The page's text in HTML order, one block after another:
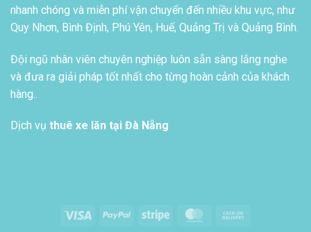
nhanh chóng và miễn phí vận chuyển đến nhiều khu vực, như
Quy Nhơn, Bình Định, Phú Yên, Huế, Quảng Trị và Quảng Bình.
Đội ngũ nhân viên chuyên nghiệp luôn sẵn sàng lắng nghe
và đưa ra giải pháp tốt nhất cho từng hoàn cảnh của khách
hàng..
Dịch vụ thuê xe lăn tại Đà Nẵng
Visa PayPal Stripe MasterCard